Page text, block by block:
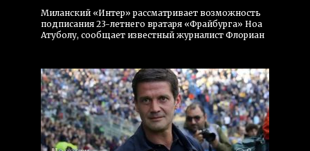
Миланский «Интер» рассматривает возможность
подписания 23-летнего вратаря «Фрайбурга» Ноа
Атуболу, сообщает известный журналист Флориан